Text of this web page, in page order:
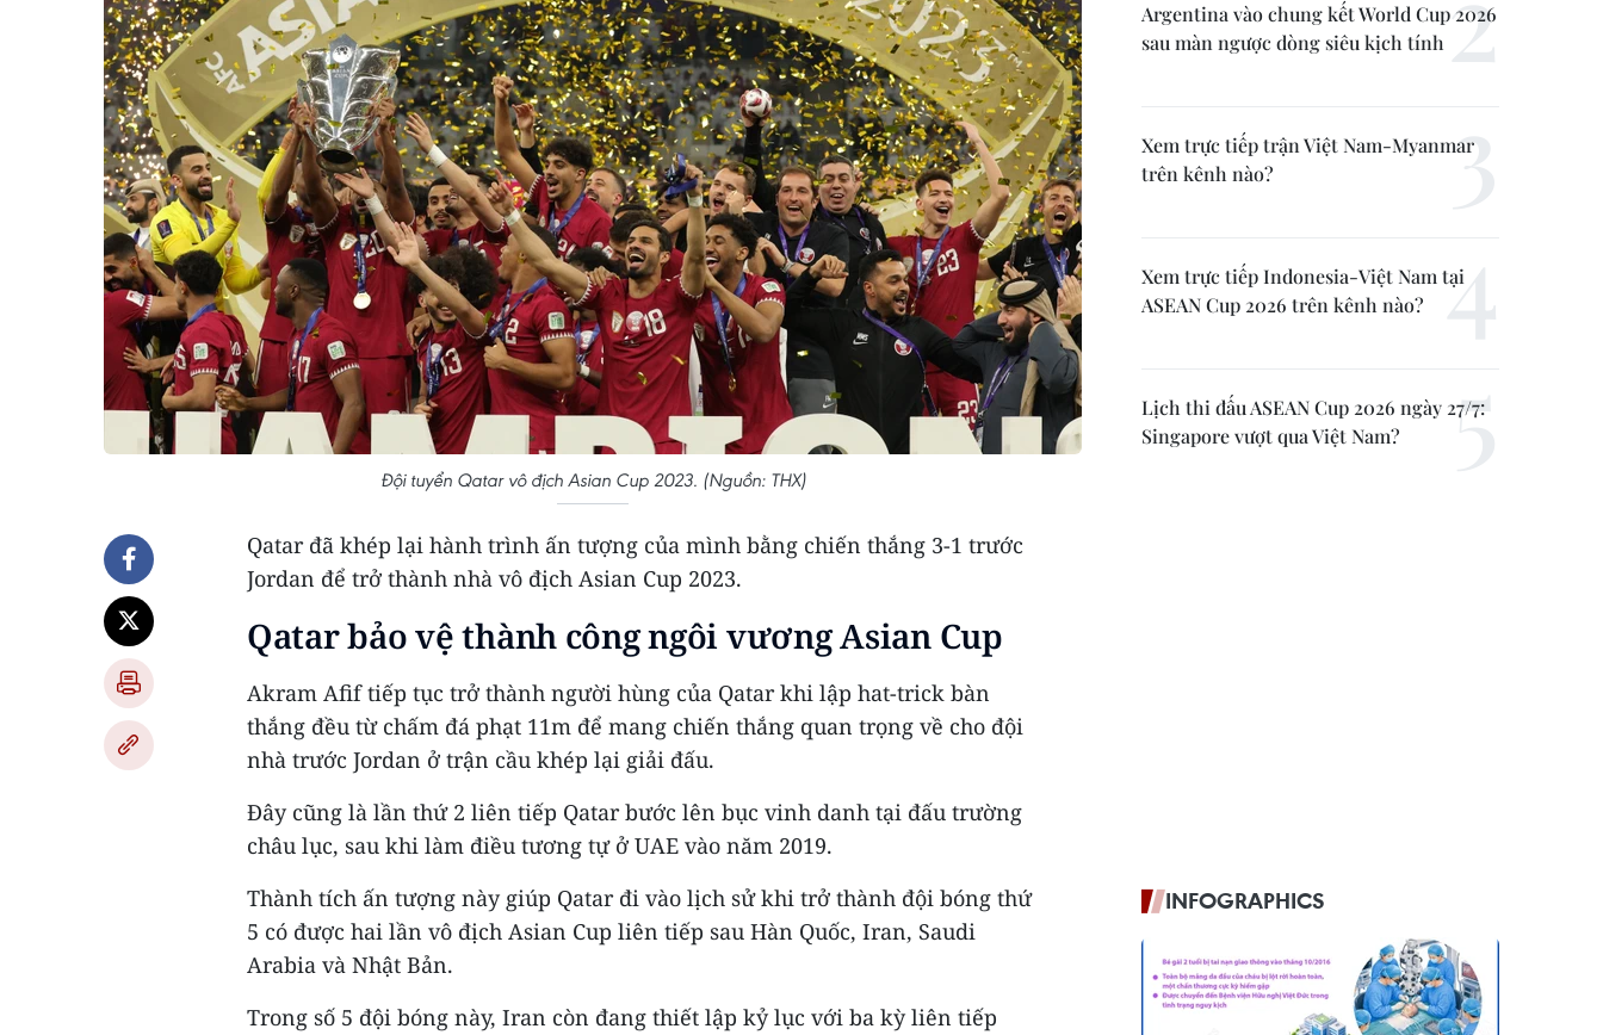
Đội tuyển Qatar vô địch Asian Cup 2023. (Nguồn: THX)
Qatar đã khép lại hành trình ấn tượng của mình bằng chiến thắng 3-1 trước
Jordan để trở thành nhà vô địch Asian Cup 2023.
Qatar bảo vệ thành công ngôi vương Asian Cup
Akram Afif tiếp tục trở thành người hùng của Qatar khi lập hat-trick bàn
thắng đều từ chấm đá phạt 11m để mang chiến thắng quan trọng về cho đội
nhà trước Jordan ở trận cầu khép lại giải đấu.
Đây cũng là lần thứ 2 liên tiếp Qatar bước lên bục vinh danh tại đấu trường
châu lục, sau khi làm điều tương tự ở UAE vào năm 2019.
Thành tích ấn tượng này giúp Qatar đi vào lịch sử khi trở thành đội bóng thứ
5 có được hai lần vô địch Asian Cup liên tiếp sau Hàn Quốc, Iran, Saudi
Arabia và Nhật Bản.
Trong số 5 đội bóng này, Iran còn đang thiết lập kỷ lục với ba kỳ liên tiếp
Argentina vào chung kết World Cup 2026
sau màn ngược dòng siêu kịch tính
Xem trực tiếp trận Việt Nam-Myanmar
trên kênh nào?
Xem trực tiếp Indonesia-Việt Nam tại
ASEAN Cup 2026 trên kênh nào?
Lịch thi đấu ASEAN Cup 2026 ngày 27/7:
Singapore vượt qua Việt Nam?
INFOGRAPHICS